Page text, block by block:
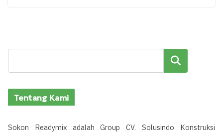
Cari
Tentang Kami
Sokon Readymix adalah Group CV. Solusindo Konstruksi